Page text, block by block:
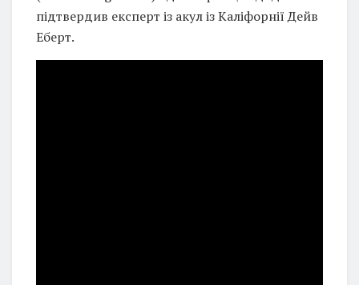
підтвердив експерт із акул із Каліфорнії Дейв
Еберт.